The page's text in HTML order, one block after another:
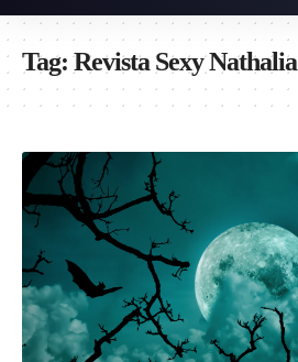
Tag:Revista Sexy Nathalia